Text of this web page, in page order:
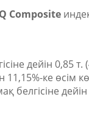
Composite
дейін 0,85 т.
ке өсім
белгісіне дейін